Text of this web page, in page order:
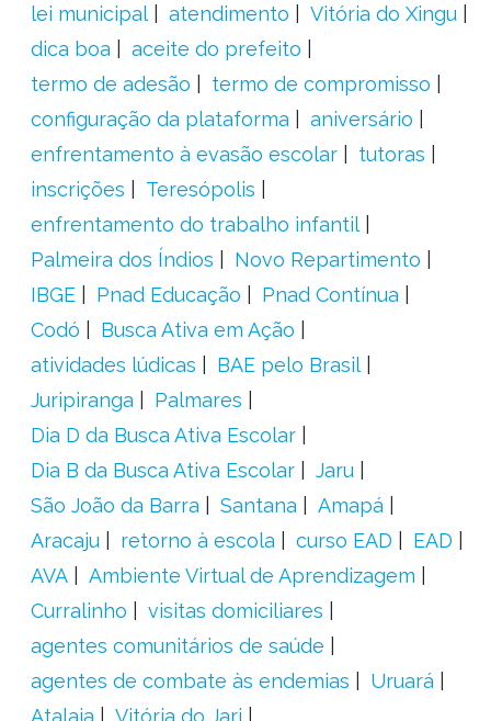
lei municipal atendimento
Vitória do Xingu
dica boa
aceite do prefeito
termo de adesão
termo de compromisso
configuração da plataforma
aniversário
enfrentamento à evasão escolar
tutoras
inscrições
Teresópolis
enfrentamento do trabalho infantil
Palmeira dos Índios
Novo Repartimento
IBGE
Pnad Educação
Pnad Contínua
Codó
Busca Ativa em Ação
atividades lúdicas
BAE pelo Brasil
Juripiranga
Palmares
Dia D da Busca Ativa Escolar
Dia B da Busca Ativa Escolar
Jaru
São João da Barra
Santana
Amapá
Aracaju
retorno à escola curso EAD
EAD
AVA
Ambiente Virtual de Aprendizagem
Curralinho
visitas domiciliares
agentes comunitários de saúde
agentes de combate às endemias
Uruará
Atalaia
Vitória do Jari